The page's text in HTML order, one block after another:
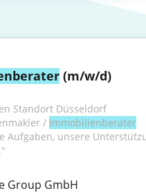
(m/w/d)
Standort Düsseldorf
/ Immobilienberater
Aufgaben, unsere
Group GmbH